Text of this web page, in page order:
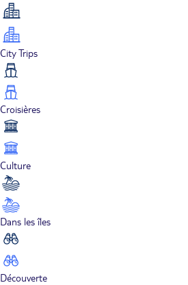
City Trips
Croisières
Culture
Dans les îles
Découverte